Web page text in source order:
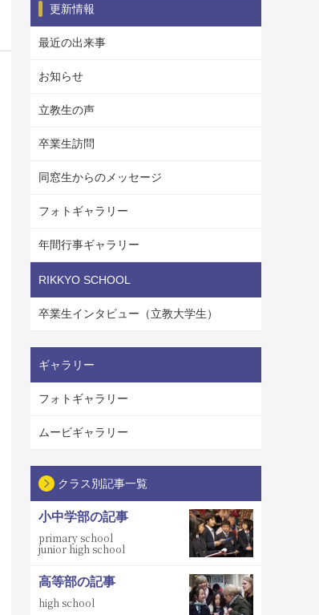
更新情報
最近の出来事
お知らせ
立教生の声
卒業生訪問
同窓生からのメッセージ
フォトギャラリー
年間行事ギャラリー
RIKKYO SCHOOL
卒業生インタビュー（立教大学生）
ギャラリー
フォトギャラリー
ムービギャラリー
クラス別記事一覧
小中学部の記事
primary school
junior high school
高等部の記事
high school